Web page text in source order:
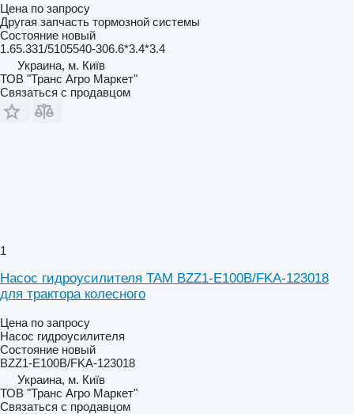
Цена по запросу
Другая запчасть тормозной системы
Состояние новый
1.65.331/5105540-306.6*3.4*3.4
Украина, м. Київ
ТОВ "Транс Агро Маркет"
Связаться с продавцом
1
Насос гидроусилителя TAM BZZ1-E100B/FKA-123018
для трактора колесного
Цена по запросу
Насос гидроусилителя
Состояние новый
BZZ1-E100B/FKA-123018
Украина, м. Київ
ТОВ "Транс Агро Маркет"
Связаться с продавцом